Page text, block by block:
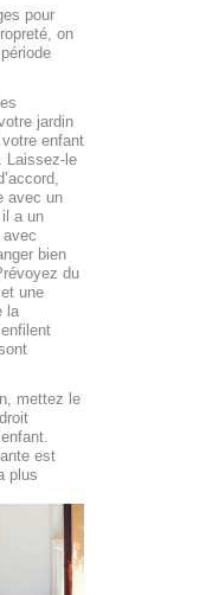
pour
on
jardin
enfant
Laissez-le
avec un
a un
bien
du
une
la
mettez le
est
plus